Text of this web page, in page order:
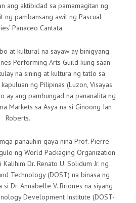
ang aktibidad sa pamamagitan ng
ng pambansang awit ng Pascual
Panaceo Cantata.
at kultural na sayaw ay binigyang
Performing Arts Guild kung saan
na sining at kultura ng tatlo sa
ng Pilipinas (Luzon, Visayas
ay ang pambungad na pananalita ng
Markets sa Asya na si Ginoong Ian
Roberts.
panauhin gaya nina Prof. Pierre
ng World Packaging Organization
Dr. Renato U. Solidum Jr. ng
Technology (DOST) na binasa ng
Dr. Annabelle V. Briones na siyang
Development Institute (DOST-